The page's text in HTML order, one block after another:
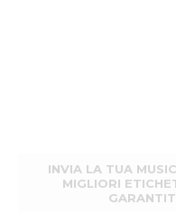
INVIA LA TUA
MIGLIORI